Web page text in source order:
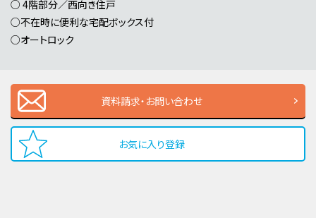
○ 4階部分／西向き住戸
○不在時に便利な宅配ボックス付
○オートロック
資料請求・お問い合わせ
お気に入り登録